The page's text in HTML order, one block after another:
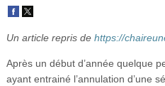
Un article repris de https://
Après un début d’année quelque
ayant entrainé l’annulation d’une